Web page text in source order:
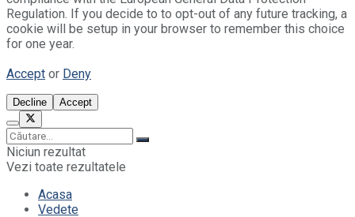
Regulation. If you decide to to opt-out of any future tracking, a
cookie will be setup in your browser to remember this choice
for one year.
Accept or Deny
Decline Accept
Niciun rezultat
Vezi toate rezultatele
Acasa
Vedete